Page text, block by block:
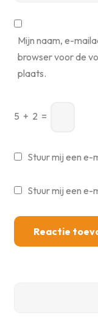
Mijn naam, e-
browser voor de
plaats.
5 + 2 =
Stuur mij een e-
Stuur mij een e-